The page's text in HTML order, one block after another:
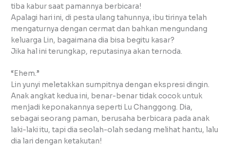
tiba kabur saat pamannya berbicara!
Apalagi hari ini, di pesta ulang tahunnya, ibu tirinya telah
mengaturnya dengan cermat dan bahkan mengundang
keluarga Lin, bagaimana dia bisa begitu kasar?
Jika hal ini terungkap, reputasinya akan ternoda.
“Ehem.”
Lin yunyi meletakkan sumpitnya dengan ekspresi dingin.
Anak angkat kedua ini, benar-benar tidak cocok untuk
menjadi keponakannya seperti Lu Changgong. Dia,
sebagai seorang paman, berusaha berbicara pada anak
laki-laki itu, tapi dia seolah-olah sedang melihat hantu, lalu
dia lari dengan ketakutan!